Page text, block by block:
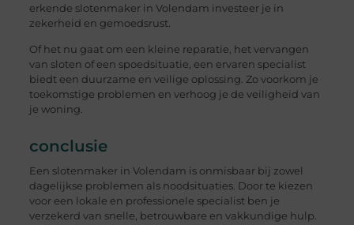
erkende slotenmaker in Volendam investeer je in
zekerheid en gemoedsrust.
Of het nu gaat om een kleine reparatie, het vervangen
van sloten of een spoedsituatie, een ervaren specialist
biedt een duurzame en veilige oplossing. Zo voorkom je
toekomstige problemen en verhoog je de veiligheid van
je woning.
conclusie
Een slotenmaker in Volendam is onmisbaar bij zowel
dagelijkse problemen als noodsituaties. Door te kiezen
voor een lokale en professionele specialist ben je
verzekerd van snelle, betrouwbare en vakkundige hulp.